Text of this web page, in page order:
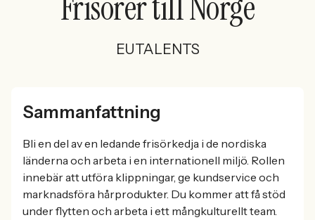
EUTALENTS
Sammanfattning
Bli en del av en ledande frisörkedja i de nordiska
länderna och arbeta i en internationell miljö. Rollen
innebär att utföra klippningar, ge kundservice och
marknadsföra hårprodukter. Du kommer att få stöd
under flytten och arbeta i ett mångkulturellt team.